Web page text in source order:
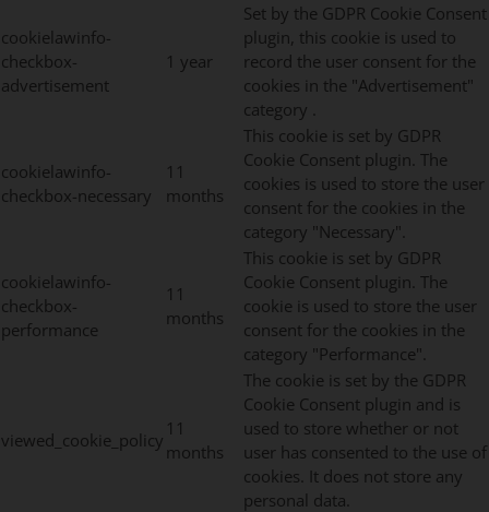
cookielawinfo-
checkbox-
advertisement
1 year
Set by the GDPR Cookie Consent
plugin, this cookie is used to
record the user consent for the
cookies in the "Advertisement"
category .
cookielawinfo-
checkbox-necessary
11
months
This cookie is set by GDPR
Cookie Consent plugin. The
cookies is used to store the user
consent for the cookies in the
category "Necessary".
cookielawinfo-
checkbox-
performance
11
months
This cookie is set by GDPR
Cookie Consent plugin. The
cookie is used to store the user
consent for the cookies in the
category "Performance".
viewed_cookie_policy
11
months
The cookie is set by the GDPR
Cookie Consent plugin and is
used to store whether or not
user has consented to the use of
cookies. It does not store any
personal data.